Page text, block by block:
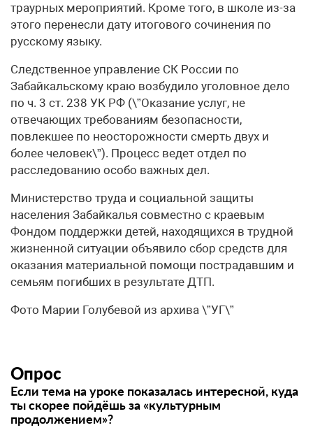
траурных мероприятий. Кроме того, в школе из-за
этого перенесли дату итогового сочинения по
русскому языку.
Следственное управление СК России по
Забайкальскому краю возбудило уголовное дело
по ч. 3 ст. 238 УК РФ (\”Оказание услуг, не
отвечающих требованиям безопасности,
повлекшее по неосторожности смерть двух и
более человек\”). Процесс ведет отдел по
расследованию особо важных дел.
Министерство труда и социальной защиты
населения Забайкалья совместно с краевым
Фондом поддержки детей, находящихся в трудной
жизненной ситуации объявило сбор средств для
оказания материальной помощи пострадавшим и
семьям погибших в результате ДТП.
Фото Марии Голубевой из архива \”УГ\”
Опрос
Если тема на уроке показалась интересной, куда
ты скорее пойдёшь за «культурным
продолжением»?